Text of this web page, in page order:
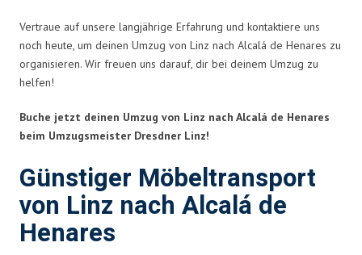
Vertraue auf unsere langjährige Erfahrung und kontaktiere uns
noch heute, um deinen Umzug von Linz nach Alcalá de Henares zu
organisieren. Wir freuen uns darauf, dir bei deinem Umzug zu
helfen!
Buche jetzt deinen Umzug von Linz nach Alcalá de Henares
beim Umzugsmeister Dresdner Linz!
Günstiger Möbeltransport
von Linz nach Alcalá de
Henares